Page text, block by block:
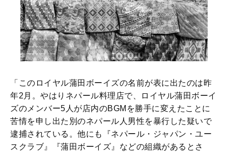
「このロイヤル蒲田ボーイズの名前が表に出たのは昨
年2月。やはりネパール料理店で、ロイヤル蒲田ボーイ
ズのメンバー5人が店内のBGMを勝手に変えたことに
苦情を申し出た別のネパール人男性を暴行した疑いで
逮捕されている。他にも『ネパール・ジャパン・ユー
スクラブ』『蒲田ボーイズ』などの組織があるとさ